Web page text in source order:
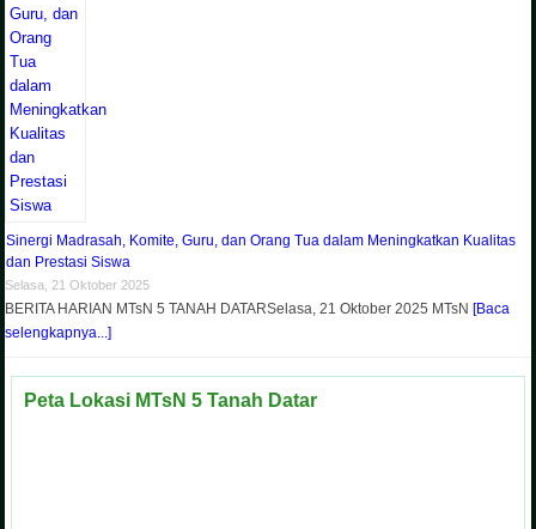
Sinergi Madrasah, Komite, Guru, dan Orang Tua dalam Meningkatkan Kualitas
dan Prestasi Siswa
Selasa, 21 Oktober 2025
BERITA HARIAN MTsN 5 TANAH DATARSelasa, 21 Oktober 2025 MTsN[Baca
selengkapnya...]
Peta Lokasi MTsN 5 Tanah Datar